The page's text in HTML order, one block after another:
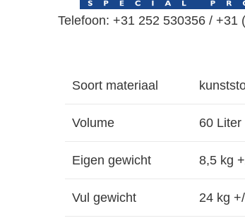
Telefoon: +31 252 530356 / +31
Soort materiaal
Volume 60 Liter
Eigen gewicht 8,5 kg
Vul gewicht 24 kg